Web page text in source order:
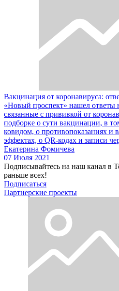
Вакцинация от коронавируса:
«Новый проспект» нашел ответы
связанные с прививкой от
подборке о сути вакцинации, в
ковидом, о противопоказаниях
эффектах, о QR-кодах и записи
Екатерина Фомичева
07 Июля 2021
Подписывайтесь на наш канал в
раньше всех!
Подписаться
Партнерские проекты